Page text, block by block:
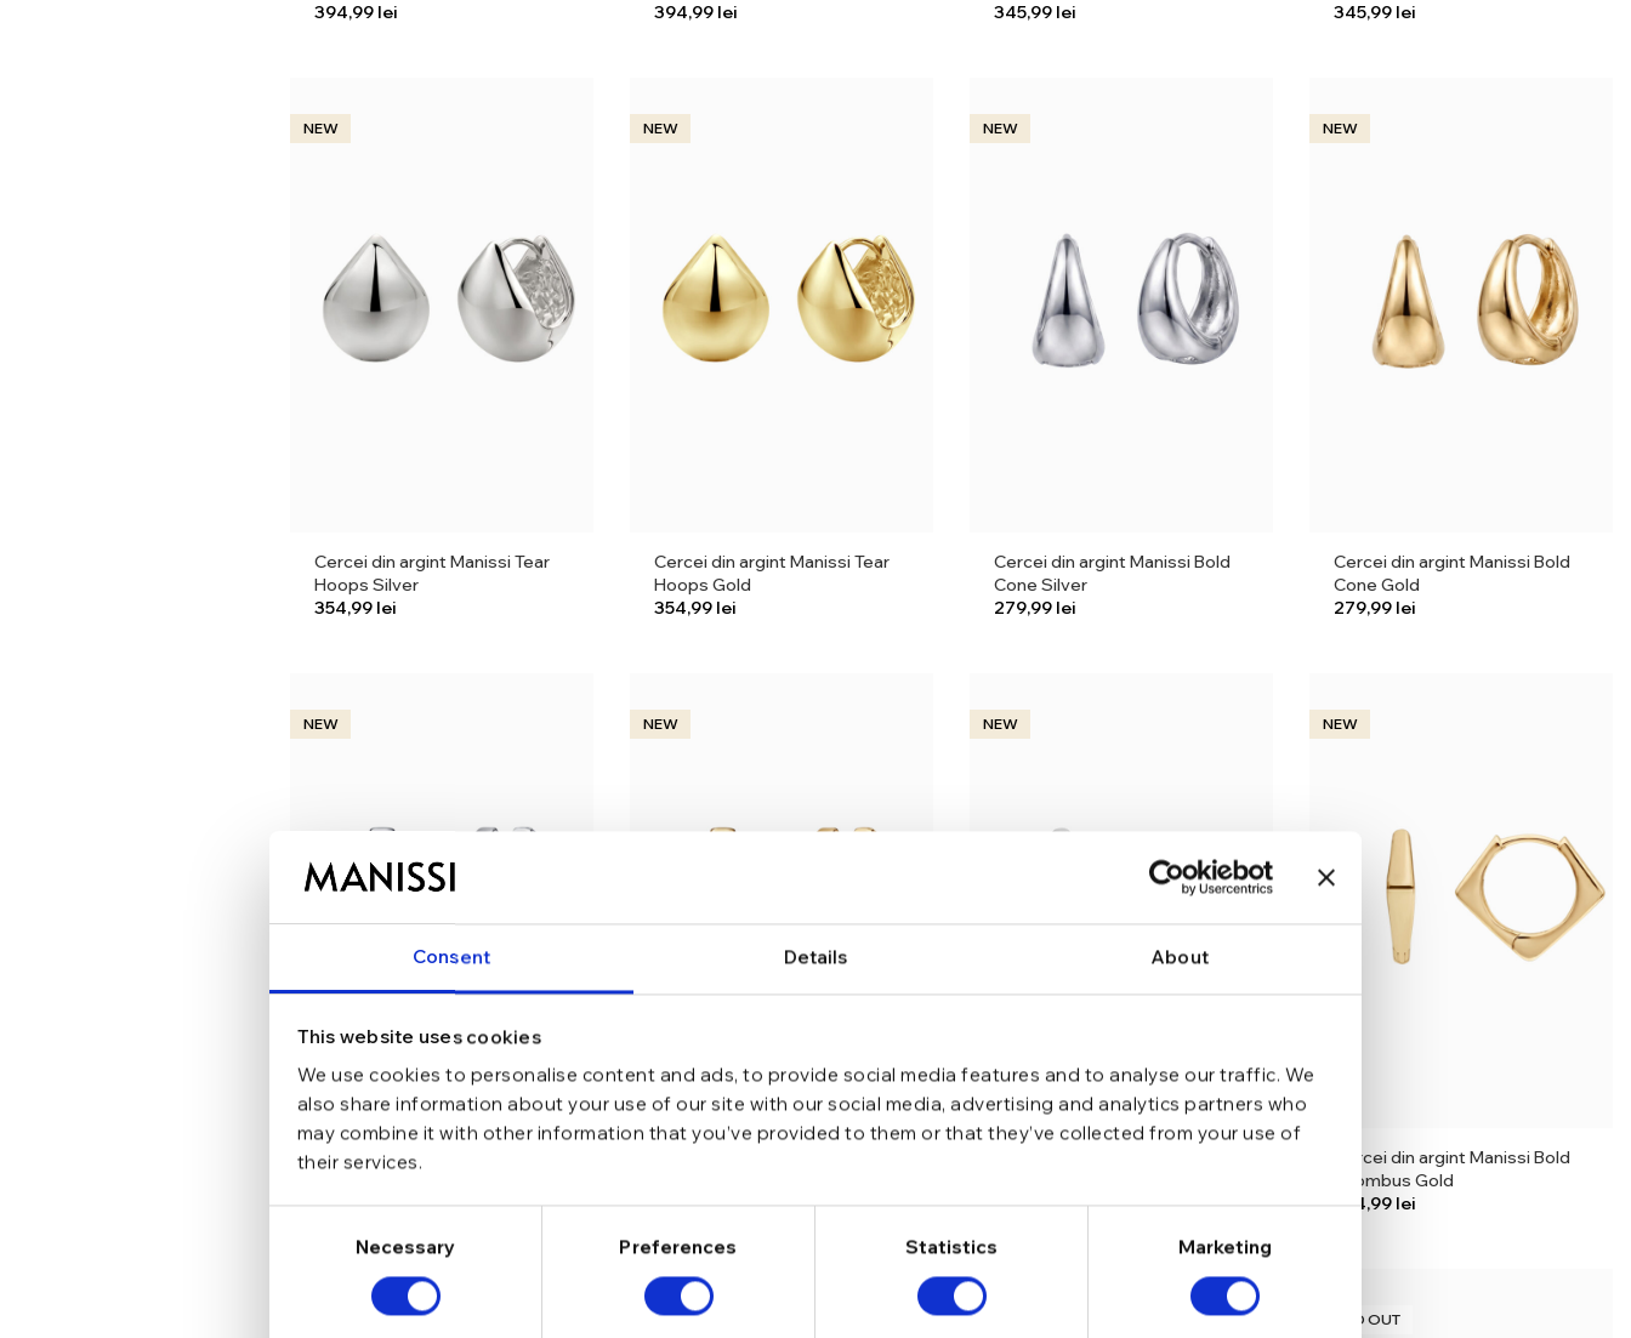
Consent Details About
This website uses cookies
We use cookies to personalise content and ads, to provide social media features and to analyse our traffic. We
also share information about your use of our site with our social media, advertising and analytics partners who
may combine it with other information that you’ve provided to them or that they’ve collected from your use of
their services.
Necessary Preferences Statistics Marketing
lei
lei
lei
lei
NEW
Cercei din argint Manissi Tear
Hoops Silver
lei
NEW
Cercei din argint Manissi Tear
Hoops Gold
lei
NEW
Cercei din argint Manissi Bold
Cone Silver
lei
NEW
Cercei din argint Manissi Bold
Cone Gold
lei
NEW
Cercei din argint Manissi Bold
lei
NEW
lei
NEW
lei
NEW
Cercei din argint Manissi Bold
Rhombus Gold
lei
NEW SOLD OUT